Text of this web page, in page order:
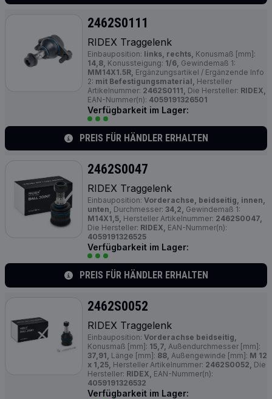
2462S0111
RIDEX Traggelenk
Einbauposition: links, rechts, Konusmaß [mm]:
14,8, Konussteigung: 1/6, Gewindemaß 1:
MM14X1.5R, Ergänzungsartikel / Ergänzende Info
2: mit Befestigungsmaterial, Hersteller
Artikelnummer: 2462S0111, Die Hersteller: RIDEX,
EAN-Nummer(n): 4059191326501
Verfügbarkeit im Lager:
PREIS FÜR HÄNDLER ERHALTEN
2462S0047
RIDEX Traggelenk
Einbauposition: Vorderachse, beidseitig, innen,
unten, Durchmesser: 34,2, Gewindemaß 1:
M14X1,5, Hersteller Artikelnummer: 2462S0047,
Die Hersteller: RIDEX, EAN-Nummer(n):
4059191326525
Verfügbarkeit im Lager:
PREIS FÜR HÄNDLER ERHALTEN
2462S0052
RIDEX Traggelenk
Einbauposition: Vorderachse beidseitig,
Konusmaß [mm]: 15,7, Außendurchmesser [mm]:
37,91, Länge [mm]: 88, Außengewinde [mm]: M 12
x 1,25, Hersteller Artikelnummer: 2462S0052, Die
Hersteller: RIDEX, EAN-Nummer(n):
4059191326532
Verfügbarkeit im Lager: